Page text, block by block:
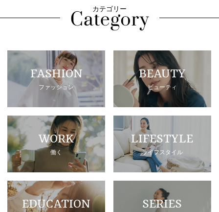
カテゴリー
FASHION
ファッション
BEAUTY
ビューティ
WORK
働く
LIFESTYLE
ライフスタイル
EDUCATION SERIES